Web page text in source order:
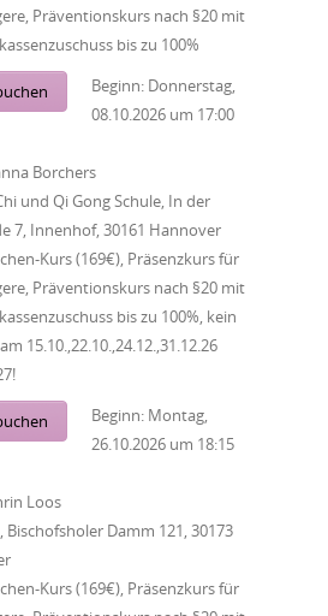
Präventionskurs nach §20 mit
bis zu 100%
Beginn: Donnerstag,
08.10.2026 um 17:00
Borchers
und Qi Gong Schule, In der
7, Innenhof, 30161 Hannover
Kurs (169€), Präsenzkurs für
Präventionskurs nach §20 mit
bis zu 100%, kein
15.10.,22.10.,24.12.,31.12.26
Beginn: Montag,
26.10.2026 um 18:15
Loos
Bischofsholer Damm 121, 30173
Kurs (169€), Präsenzkurs für